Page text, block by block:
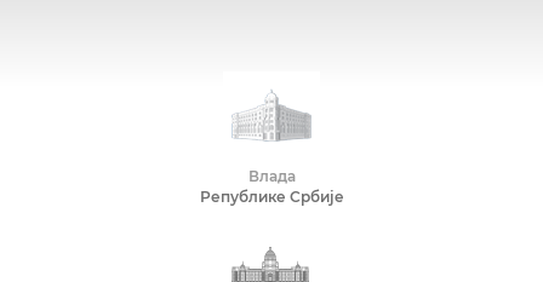
Влада
Републике Србије